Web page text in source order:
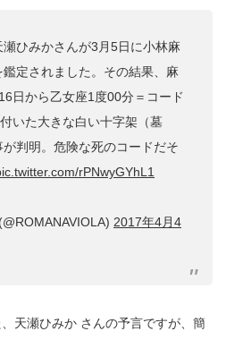
ひみかさんが3月5日に小林麻
定されました。その結果、麻
日から乙女座1度00分＝コード
いた大きな白い十字架（墓
判明。危険な死のコードだそ
rPNwyGYhL1
2017年4月4
天瀬ひみか さんの予言ですが、簡